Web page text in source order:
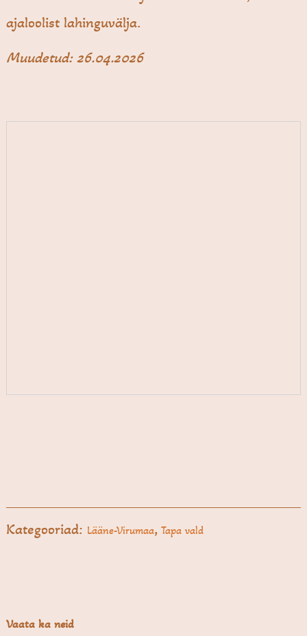
ajaloolist lahinguvälja.
Muudetud: 26.04.2026
Kategooriad: Lääne-Virumaa,Tapa vald
Vaata ka neid